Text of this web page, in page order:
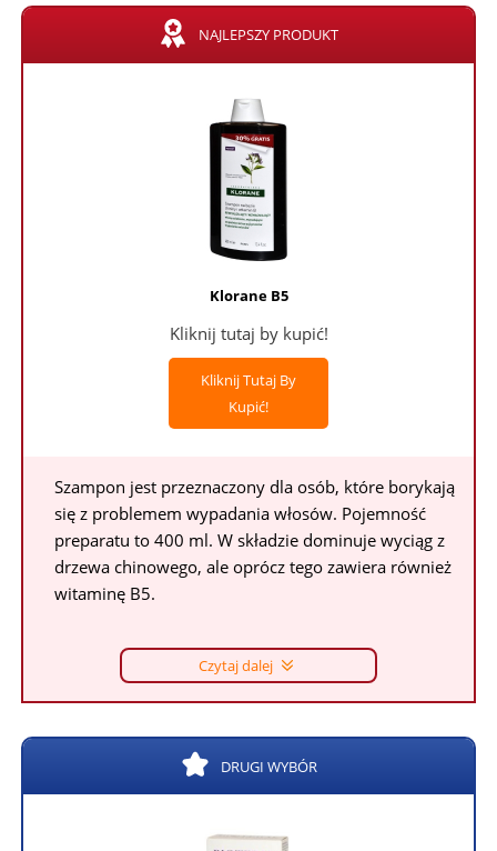
NAJLEPSZY PRODUKT
Klorane B5
Kliknij tutaj by kupić!
Kliknij Tutaj By
Kupić!
Szampon jest przeznaczony dla osób, które borykają
się z problemem wypadania włosów. Pojemność
preparatu to 400 ml. W składzie dominuje wyciąg z
drzewa chinowego, ale oprócz tego zawiera również
witaminę B5.
Czytaj dalej
DRUGI WYBÓR